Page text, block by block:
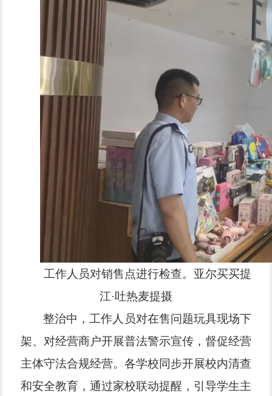
工作人员对销售点进行检查。亚尔买买提
江·吐热麦提摄
整治中，工作人员对在售问题玩具现场下
架、对经营商户开展普法警示宣传，督促经营
主体守法合规经营。各学校同步开展校内清查
和安全教育，通过家校联动提醒，引导学生主